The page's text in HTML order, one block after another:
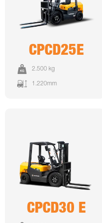
CPCD25E
2.500 kg
1.220mm
CPCD30 E